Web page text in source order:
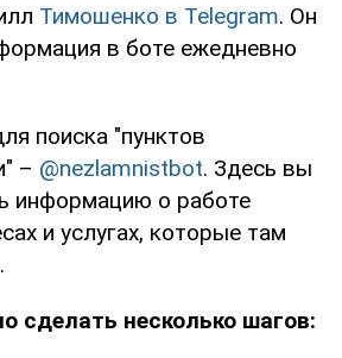
Тимошенко в Telegram. Он
в боте ежедневно
поиска "пунктов
– @nezlamnistbot. Здесь вы
информацию о работе
и услугах, которые там
сделать несколько шагов: